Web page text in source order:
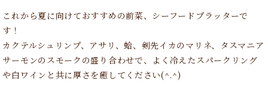
これから夏に向けておすすめの前菜、シーフードプラッターで
す！
カクテルシュリンプ、アサリ、蛤、剣先イカのマリネ、タスマニア
サーモンのスモークの盛り合わせで、よく冷えたスパークリング
や白ワインと共に厚さを癒してください(^.^)